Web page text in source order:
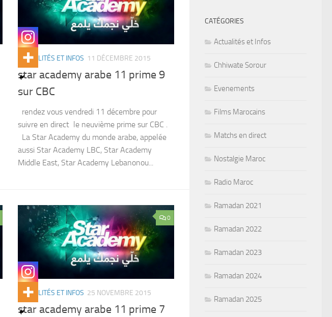
ACTUALITÉS ET INFOS 11 DÉCEMBRE 2015
star academy arabe 11 prime 9
sur CBC
rendez vous vendredi 11 décembre pour
suivre en direct le neuvième prime sur CBC .
La Star Academy du monde arabe, appelée
aussi Star Academy LBC, Star Academy
Middle East, Star Academy Lebanonou...
0
ACTUALITÉS ET INFOS 25 NOVEMBRE 2015
star academy arabe 11 prime 7
CATÉGORIES
Actualités et Infos
Chhiwate Sorour
Evenements
Films Marocains
Matchs en direct
Nostalgie Maroc
Radio Maroc
Ramadan 2021
Ramadan 2022
Ramadan 2023
Ramadan 2024
Ramadan 2025